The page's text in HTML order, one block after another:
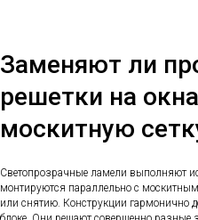
Заменяют ли
решетки на
москитную
Светопрозрачные ламели выполняют
монтируются параллельно с
или снятию. Конструкции гармонично